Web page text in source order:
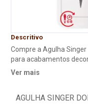
Descritivo
Compre a Agulha
para acabamentos
precisão e durabilidade.
Equivalente: 130/705H-
Ver mais
AGULHA SINGER